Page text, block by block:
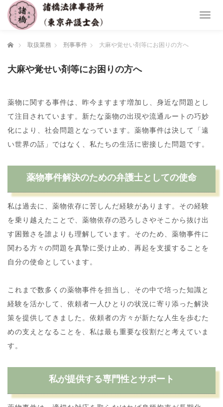
T
i
g
a
t
n
ホーム 取扱業務 刑事事件 大麻や覚せい剤等にお困りの方へ
大麻や覚せい剤等にお困りの方へ
薬物に関する事件は、昨今ますます増加し、身近な問題とし
て注目されています。新たな薬物の出現や流通ルートの巧妙
化により、社会問題となっています。薬物事件は決して「遠
い世界の話」ではなく、私たちの生活に密接した問題です。
薬物事件解決のための弁護士としての使命
私は過去に、薬物依存に苦しんだ経験があります。その経験
を乗り越えたことで、薬物依存の恐ろしさやそこから抜け出
す困難さを誰よりも理解しています。そのため、薬物事件に
関わる方々の問題を真摯に受け止め、再起を支援することを
自分の使命としています。
これまで数多くの薬物事件を担当し、その中で培った知識と
経験を活かして、依頼者一人ひとりの状況に寄り添った解決
策を提供してきました。依頼者の方々が新たな人生を歩むた
めの支えとなることを、私は最も重要な役割だと考えていま
す。
私が提供する専門性とサポート